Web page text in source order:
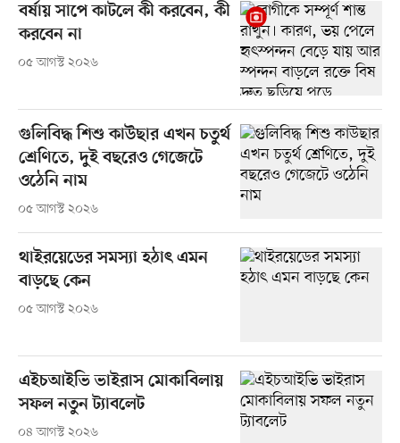
বর্ষায় সাপে কাটলে কী করবেন, কী
করবেন না
০৫ আগস্ট ২০২৬
গুলিবিদ্ধ শিশু কাউছার এখন চতুর্থ
শ্রেণিতে, দুই বছরেও গেজেটে
ওঠেনি নাম
০৫ আগস্ট ২০২৬
থাইরয়েডের সমস্যা হঠাৎ এমন
বাড়ছে কেন
০৫ আগস্ট ২০২৬
এইচআইভি ভাইরাস মোকাবিলায়
সফল নতুন ট্যাবলেট
০৪ আগস্ট ২০২৬